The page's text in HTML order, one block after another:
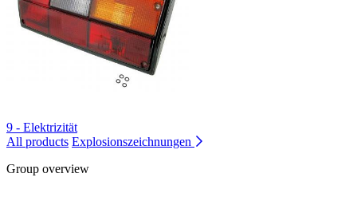
9 - Elektrizität
All products Explosionszeichnungen
Group overview